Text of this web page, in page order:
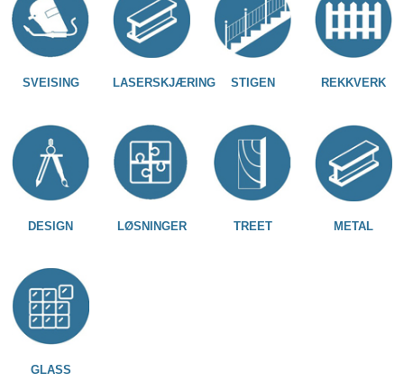
SVEISING LASERSKJÆRING STIGEN REKKVERK
DESIGN LØSNINGER TREET METAL
GLASS